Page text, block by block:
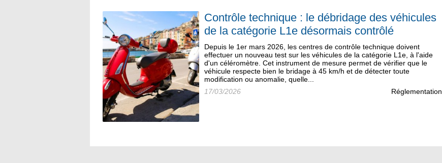
Contrôle technique : le débridage des véhicules
de la catégorie L1e désormais contrôlé
Depuis le 1er mars 2026, les centres de contrôle technique doivent
effectuer un nouveau test sur les véhicules de la catégorie L1e, à l'aide
d'un céléromètre. Cet instrument de mesure permet de vérifier que le
véhicule respecte bien le bridage à 45 km/h et de détecter toute
modification ou anomalie, quelle...
17/03/2026
Réglementation